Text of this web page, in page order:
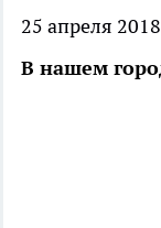
25 апреля 2018
В нашем